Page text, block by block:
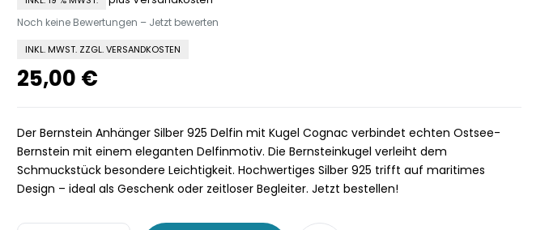
Noch keine Bewertungen – Jetzt bewerten
INKL. MWST. ZZGL. VERSANDKOSTEN
25,00 €
Der Bernstein Anhänger Silber 925 Delfin mit Kugel Cognac verbindet echten Ostsee-
Bernstein mit einem eleganten Delfinmotiv. Die Bernsteinkugel verleiht dem
Schmuckstück besondere Leichtigkeit. Hochwertiges Silber 925 trifft auf maritimes
Design – ideal als Geschenk oder zeitloser Begleiter. Jetzt bestellen!